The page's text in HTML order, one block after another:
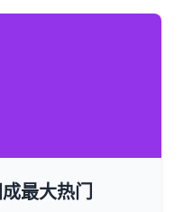
最大热门